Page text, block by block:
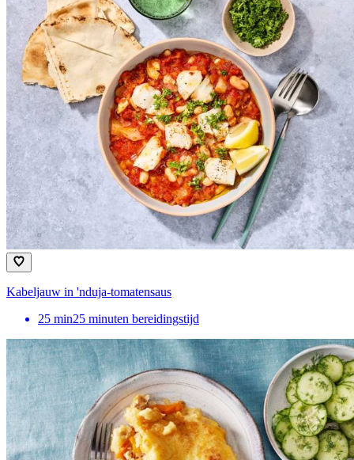
Kabeljauw in 'nduja-tomatensaus
25 min25 minuten bereidingstijd